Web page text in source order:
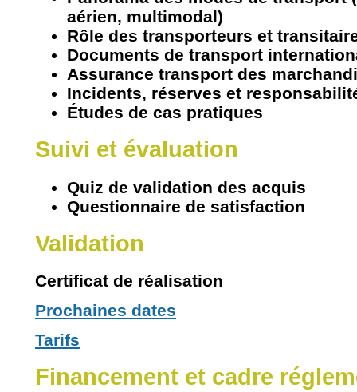
aérien, multimodal)
Rôle des transporteurs et
Documents de transport
Assurance transport des
Incidents, réserves et
Études de cas pratiques
Suivi et évaluation
Quiz de validation des acquis
Questionnaire de satisfaction
Validation
Certificat de réalisation
Prochaines dates
Tarifs
Financement et cadre